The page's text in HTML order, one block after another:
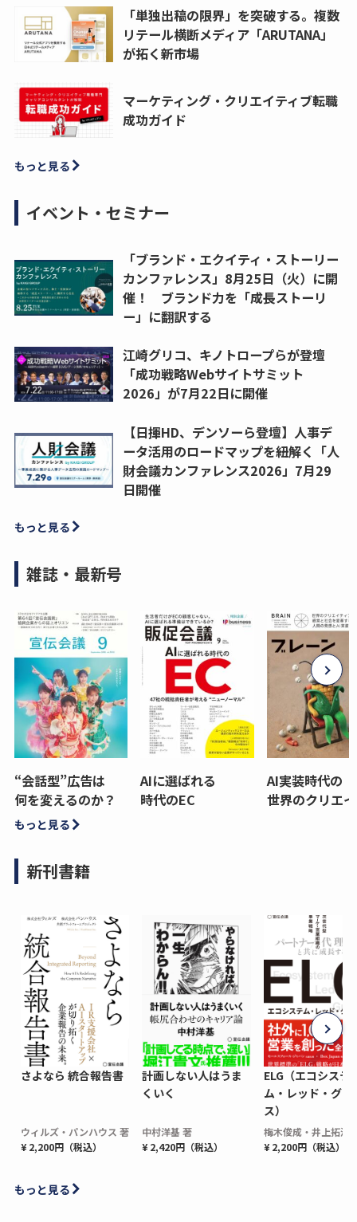
「単独出稿の限界」を突破する。複数
リテール横断メディア「ARUTANA」
が拓く新市場
マーケティング・クリエイティブ転職
成功ガイド
もっと見る
イベント・セミナー
「ブランド・エクイティ・ストーリー
カンファレンス」8月25日（火）に開
催！ ブランド力を「成長ストーリ
ー」に翻訳する
江崎グリコ、キノトロープらが登壇
「成功戦略Webサイトサミット
2026」が7月22日に開催
【日揮HD、デンソーら登壇】人事デ
ータ活用のロードマップを紐解く「人
財会議カンファレンス2026」7月29
日開催
もっと見る
雑誌・最新号
“会話型”広告は
何を変えるのか？
AIに選ばれる
時代のEC
AI実装時代の
世界のクリエ
もっと見る
新刊書籍
さよなら 統合報告書
ウィルズ・パンハウス 著
¥ 2,200円（税込）
計画しない人はうま
くいく
中村洋基 著
¥ 2,420円（税込）
ELG（エコシステ
ム・レッド・グロ
ス）
梅木俊成・井上拓海
¥ 2,200円（税込）
もっと見る